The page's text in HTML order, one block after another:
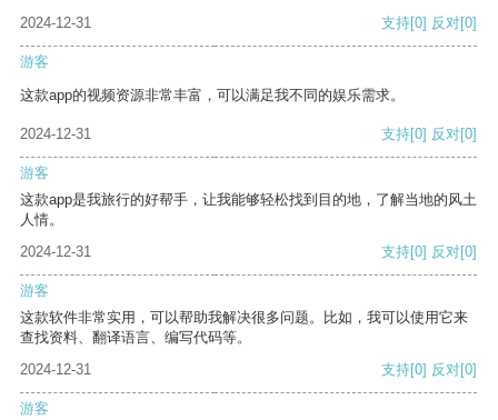
2024-12-31 支持[0] 反对[0]
游客
这款app的视频资源非常丰富，可以满足我不同的娱乐需求。
2024-12-31 支持[0] 反对[0]
游客
这款app是我旅行的好帮手，让我能够轻松找到目的地，了解当地的风土
人情。
2024-12-31
支持[0] 反对[0]
游客
这款软件非常实用，可以帮助我解决很多问题。比如，我可以使用它来
查找资料、翻译语言、编写代码等。
2024-12-31
支持[0] 反对[0]
游客